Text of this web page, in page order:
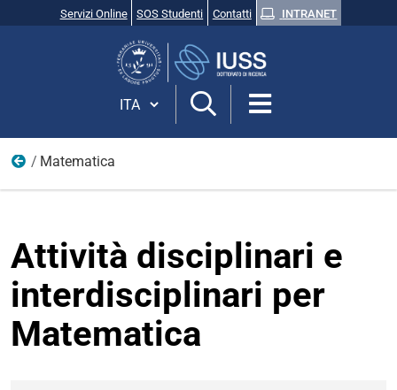
Servizi Online SOS Studenti Contatti INTRANET
Cambia lingua
Archivi attività disciplinari
Matematica
Attività disciplinari e
interdisciplinari per
Matematica